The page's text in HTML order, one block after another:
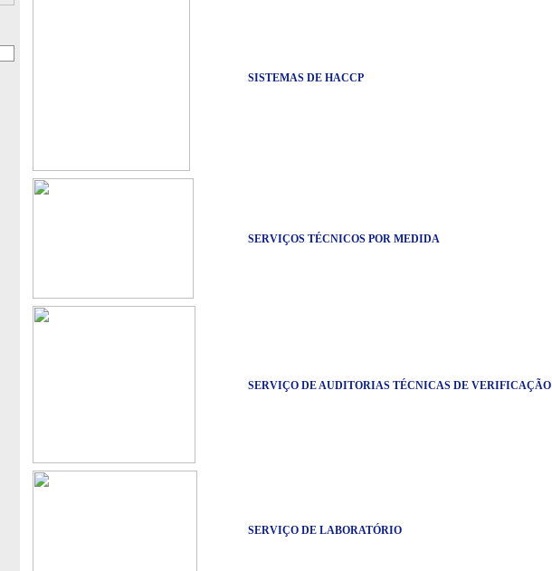
SISTEMAS DE HACCP
SERVIÇOS TÉCNICOS POR MEDIDA
SERVIÇO DE AUDITORIAS TÉCNICAS DE VERIFICAÇÃO
SERVIÇO DE LABORATÓRIO